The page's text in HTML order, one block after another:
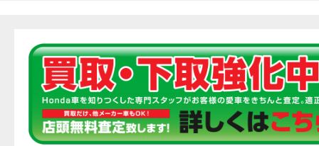
MOVIE 【ホ
EVENT ［
EVENT ［
CAMPAIGN
EVENT ［
MOVIE 【